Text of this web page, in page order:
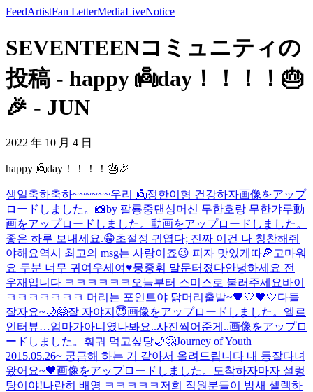
FeedArtistFan LetterMediaLiveNotice
SEVENTEENコミュニティの
投稿 - happy 👼day！！！！🎂
🎉 - JUN
2022 年 10 月 4 日
happy 👼day！！！！🎂🎉
생일축하축하~~~~~~우리 👼정한이형 건강하자画像をアップ
ロードしました。 📸by 팔룡중댄싱머신 무한호랑 무한갸루動
画をアップロードしました。 動画をアップロードしました。
좋은 하루 보내세요.😁초절정 귀엽다; 진짜 이건 나 칭찬해줘
야해요역시 최고의 msg는 사랑이죠😉 피자 맛있게따🍕고마워
요 두분 너무 귀여우세여♥️뭉중휘 말문터졌다안녕하세요 전
우재입니다 ㅋㅋㅋㅋㅋㅋ 오늘부터 스미스로 불러주세요바이
ㅋㅋㅋㅋㅋㅋㅋ 머리는 포인트야 닭머리 출발~🖤🤍🖤🤍다들
잘자요~🌙🤗잘 자야지😇画像をアップロードしました。 엘르
인터뷰…엄마가아니였나봐요..사진찍어준게..画像をアップロ
ードしました。 훠궈 먹고싶당🌙🤗Journey of Youth
2015.05.26~ 궁금해 하는 거 같아서 올려드립니다 내 등잘다녀
왔어요~🖤画像をアップロードしました。
도착하자마자 설렁
탕이야!나란히 배영 ㅋㅋㅋㅋㅋ 저희 직원분들이 밤새 셀렉하